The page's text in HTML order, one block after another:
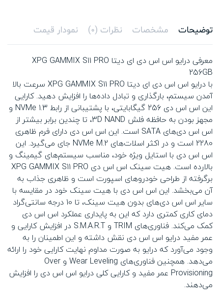
توضیحات مشخصات نظرات (0) نمودار قیمت
معرفی درایو اس اس دی ای دیتا XPG GAMMIX S11 PRO
256GB
با درایو اس اس دی ای دیتا XPG GAMMIX S11 PRO سرعت بالا
آمدن سیستم، بارگذاری و تبادل داده‌ها را افزایش دهید. کارایی
این اس اس دی 256 گیگابایتی، با پشتیبانی از رابط NVMe 1.3 و
مجهز بودن به حافظه فلش 3D NAND، تا چندین برابر بیشتر از
اس اس دی‌های SATA است. این اس اس دی دارای فرم ظاهری
2280 است و در اکثر اسلات‌های NVMe M.2 جای می‌گیرد. این
اس اس دی با استایل ویژه خود، مناسب سیستم‌های گیمینگ و
بالارده است. هیت ‌سینک اس اس دی XPG GAMMIX S11 PRO
برگرفته از طراحی خودروهای اسپورت است و ظاهری جذاب به
آن می‌بخشد. این اس اس دی با هیت‌ سینک خود در مقایسه با
سایر اس اس دی‌های بدون هیت ‌سینک، تا 10 درجه سانتی‌گراد
دمای کاری کمتری دارد که این به پایداری عملکرد اس اس دی
کمک می‌کند. فناوری‌های TRIM و S.M.A.R.T در افزایش کارایی و
عمر مفید درایو اس اس دی نقش داشته و این اطمینان را به
وجود می‌آورد که درایو به صورت مداوم نهایت کارایی خود را ارائه
می‌دهد. همچنین فناوری‌های Wear Leveling و Over
Provisioning عمر مفید و کارایی کلی درایو اس اس دی را افزایش
می‌دهند.